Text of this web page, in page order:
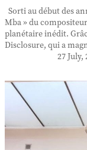
Sorti au début des
Mba » du
planétaire inédit.
Disclosure, qui a
27 July,